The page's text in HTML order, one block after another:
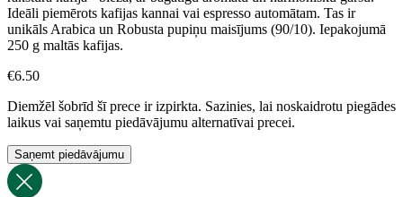
Ideāli piemērots kafijas kannai vai espresso automātam. Tas ir
unikāls Arabica un Robusta pupiņu maisījums (90/10). Iepakojumā
250 g maltās kafijas.
€6.50
Diemžēl šobrīd šī prece ir izpirkta. Sazinies, lai noskaidrotu piegādes
laikus vai saņemtu piedāvājumu alternatīvai precei.
Saņemt piedāvājumu